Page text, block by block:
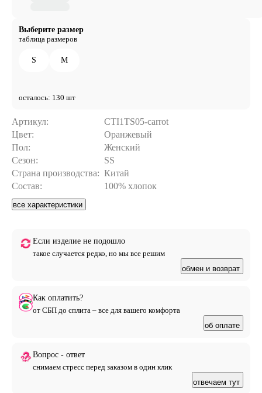
Выберите размер
таблица размеров
S M
осталось: 130 шт
Артикул:
CTI1TS05-carrot
Цвет:
Оранжевый
Пол:
Женский
Сезон:
SS
Страна производства: Китай
Состав:
100% хлопок
все характеристики
Если изделие не подошло
такое случается редко, но мы все решим
обмен и возврат
Как оплатить?
от СБП до сплита – все для вашего комфорта
об оплате
Вопрос - ответ
снимаем стресс перед заказом в один клик
отвечаем тут